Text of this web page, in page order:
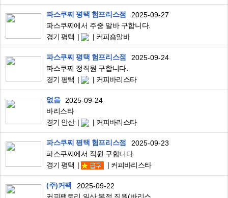
파스쿠찌 평택 험프리스점
2025-09-27
파스쿠찌에서 주중 알바 구합니다.
경기 평택
커피숍알바
파스쿠찌 평택 험프리스점
2025-09-24
파스쿠찌 정직원 구합니다.
경기 평택
커피바리스타
없음
2025-09-24
바리스타
경기 안산
커피바리스타
파스쿠찌 평택 험프리스점
2025-09-23
파스쿠찌에서 직원 구합니다
경기 평택
커피바리스타
(주)커팩
2025-09-22